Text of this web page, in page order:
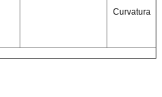
Curvatura